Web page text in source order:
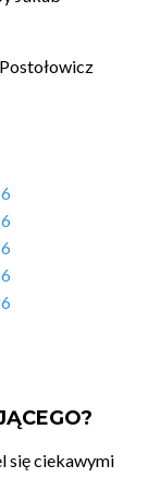
się ciekawymi